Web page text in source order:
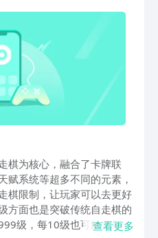
棋为核心，融合了卡牌联
赋系统等超多不同的元素，
棋限制，让玩家可以去更好
方面也是突破传统自走棋的
级，每10级也可触发属性
查看更多